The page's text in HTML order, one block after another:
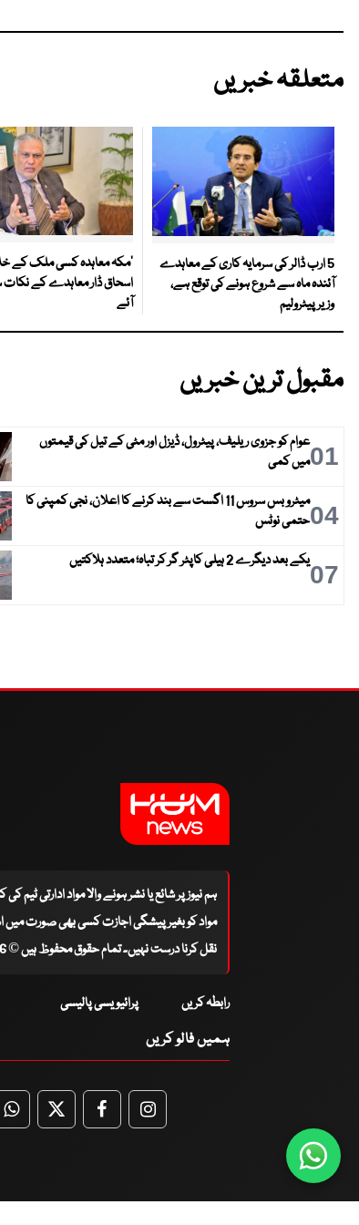
متعلقہ خبریں
5 ارب ڈالر کی سرمایہ کاری کے معاہدے
آئندہ ماہ سے شروع ہونے کی توقع ہے،
وزیر پیٹرولیم
‘مکہ معاہدہ کسی ملک کے
اسحاق ڈار معاہدے کے
آئے
مقبول ترین خبریں
01عوام کو جزوی ریلیف، پیٹرول، ڈیزل اور مٹی کے تیل کی قیمتوں
میں کمی
04
میٹرو بس سروس 11 اگست سے بند کرنے کا اعلان، نجی کمپنی کا
حتمی نوٹس
07یکے بعد دیگرے 2 ہیلی کاپٹر گر کر تباہ؛ متعدد ہلاکتیں
ہم نیوز پر شائع یا نشر ہونے والا مواد ادارتی
مواد کو بغیر پیشگی اجازت کسی بھی صورت میں
نقل کرنا درست نہیں۔ تمام حقوق محفوظ ہیں © 2026
رابطہ کریں پرائیویسی پالیسی
ہمیں فالو کریں
WhatsApp
TwitterFacebookFacebook